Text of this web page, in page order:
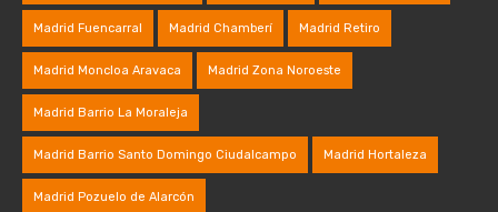
Madrid Fuencarral Madrid Chamberí Madrid Retiro
Madrid Moncloa Aravaca Madrid Zona Noroeste
Madrid Barrio La Moraleja
Madrid Barrio Santo Domingo Ciudalcampo Madrid Hortaleza
Madrid Pozuelo de Alarcón